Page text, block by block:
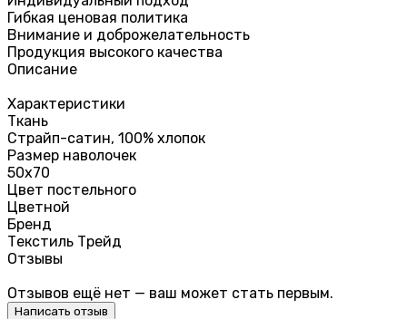
Гибкая ценовая политика
Внимание и доброжелательность
Продукция высокого качества
Описание
Характеристики
Ткань
Страйп-сатин, 100% хлопок
Размер наволочек
50х70
Цвет постельного
Цветной
Бренд
Текстиль Трейд
Отзывы
Отзывов ещё нет — ваш может стать первым.
Написать отзыв